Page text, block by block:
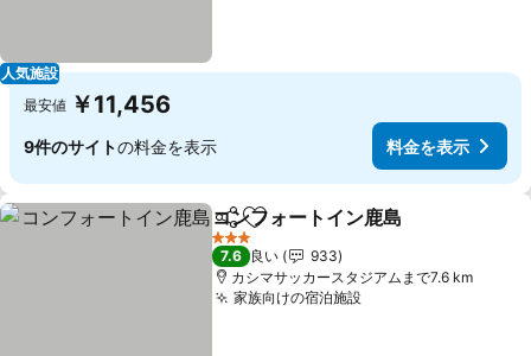
人気施設
最安値 ￥11,456
9件のサイトの料金を表示 料金を表示
シェアお気に入りに追加
コンフォートイン鹿島
3 ホテルのランク
7.6 良い
933
カシマサッカースタジアムまで7.6 km
家族向けの宿泊施設料金を表示